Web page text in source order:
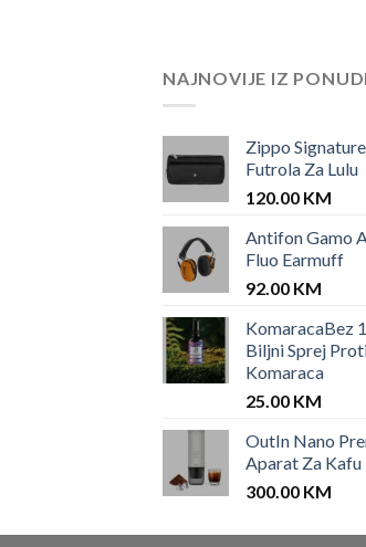
NAJNOVIJE IZ
Zippo
Futrola Za Lulu
120.00 KM
Antifon Gamo
Fluo Earmuff
92.00 KM
KomaracaBez
Biljni Sprej
Komaraca
25.00 KM
OutIn Nano
Aparat Za Kafu
300.00 KM